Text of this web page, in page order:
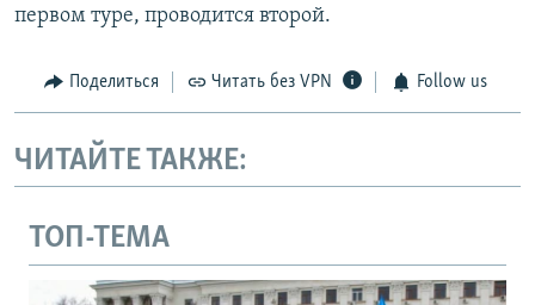
первом туре, проводится второй.
Поделиться Читать без VPN Follow us
ЧИТАЙТЕ ТАКЖЕ:
ТОП-ТЕМА